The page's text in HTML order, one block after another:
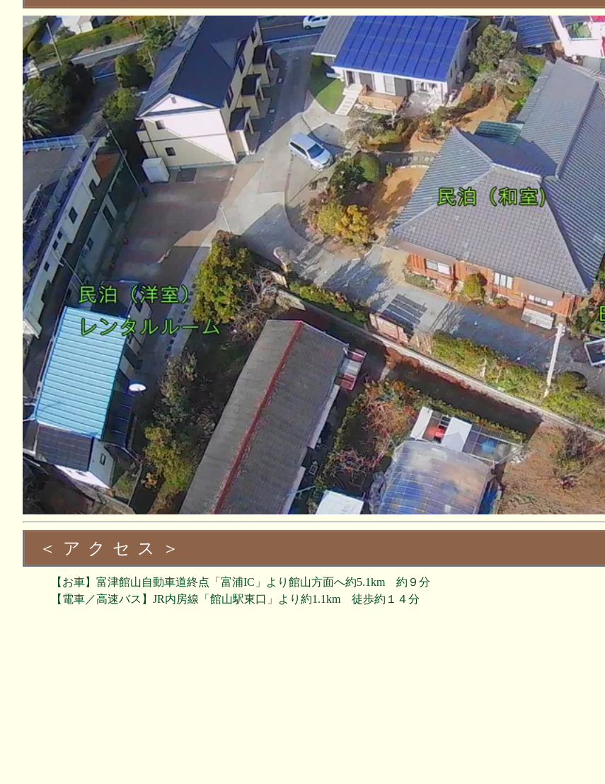
2025年7月23日（水）～7月29日（火）
まいすたギャラリーで安田 英夫『ひとり展』開催！！
ひとり展 詳細
2025年6月26日（木）
フリーマーケット開催
【場所】まいすたログハウス
【時間】11:00～14:00
衣類、小物、雑貨、１００％脱石油化粧品、日用品 等
カラオケ終了のお知らせ
カラオケは、２０２５年４月上旬で終了します。
永らくのご愛顧ありがとうございました。
レンタルスペース・宿泊は続けて営業いたします。
能登半島地震支援
まいすたチャリティー音楽発表会
【期日】令和７年２月２２日（土）
【時間】１３：００開場 １３：３０開園 １６：００閉演
【入場料】無料
【会場】南総文化ホール（小ホール）
●寒い冬こそバーベキュー
まきストーブを囲んで
まいすたでのＢＢＱを楽しみません？
（年内１２月２７日まで）
●4/28(日)～5/5(日)二人展のお知らせ(予告)
第14回「大澤光彦・近藤博 二人展」
＜アクセス＞
【お車】富津館山自動車道終点「富浦IC」より館山方面へ約5.1km 約９分
【電車／高速バス】JR内房線「館山駅東口」より約1.1km 徒歩約１４分